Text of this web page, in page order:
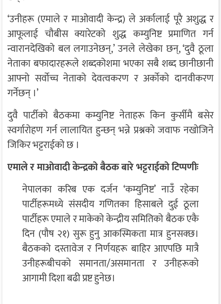
‘उनीहरू (एमाले र माओवादी केन्द्र) ले अर्कालाई पूरै अशुद्ध र
आफूलाई चौबीस क्यारेटको शुद्ध कम्युनिष्ट प्रमाणित गर्न
न्वारानदेखिको बल लगाउनेछन्,’ उनले लेखेका छन्, ‘दुवै ठूला
नेताका बफादारहरूले शब्दकोशमा भएका सबै शब्द छानीछानी
आफ्नो सर्वोच्च नेताको देवत्वकरण र अर्कोको दानवीकरण
गर्नेछन् ।’
दुवै पार्टीको बैठकमा कम्युनिष्ट नेताहरू किन कुर्सीमै बसेर
स्वर्गारोहण गर्न लालायित हुन्छन् भन्ने प्रश्नको जवाफ नखोजिने
जिकिर भट्टराईको छ ।
एमाले र माओवादी केन्द्रको बैठक बारे भट्टराईको टिप्पणीः
नेपालका करिब एक दर्जन ‘कम्युनिष्ट’ नाउँ रहेका
पार्टीहरूमध्ये संसदीय गणितका हिसाबले दुई ठूला
पार्टीहरू एमाले र माकेको केन्द्रीय समितिको बैठक एकै
दिन (पौष २१) सुरू हुनु आकस्मिकता मात्र हुनसक्छ।
बैठकको दस्तावेज र निर्णयहरू बाहिर आएपछि मात्रै
उनीहरूबीचको समानता/असमानता र उनीहरूको
आगामी दिशा बढी प्रष्ट हुनेछ।